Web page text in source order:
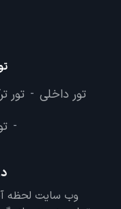
تور داخلی - تور
-
وب سایت لحظه